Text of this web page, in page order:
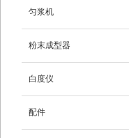
匀浆机
粉末成型器
白度仪
配件